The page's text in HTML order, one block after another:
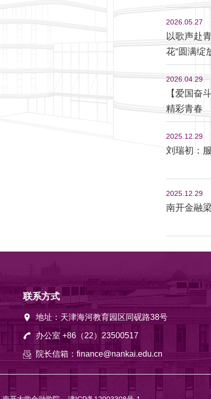
2026.05.27
以歌声赴
花”圆满绽
2026.04.29
【爱国奋
精彩青春
2025.12.29
刘瑞初：
2025.12.29
南开金融
联系方式
地址：天津海河教育园区同砚路38号
办公室 +86（22）23500517
院长信箱：finance@nankai.edu.cn